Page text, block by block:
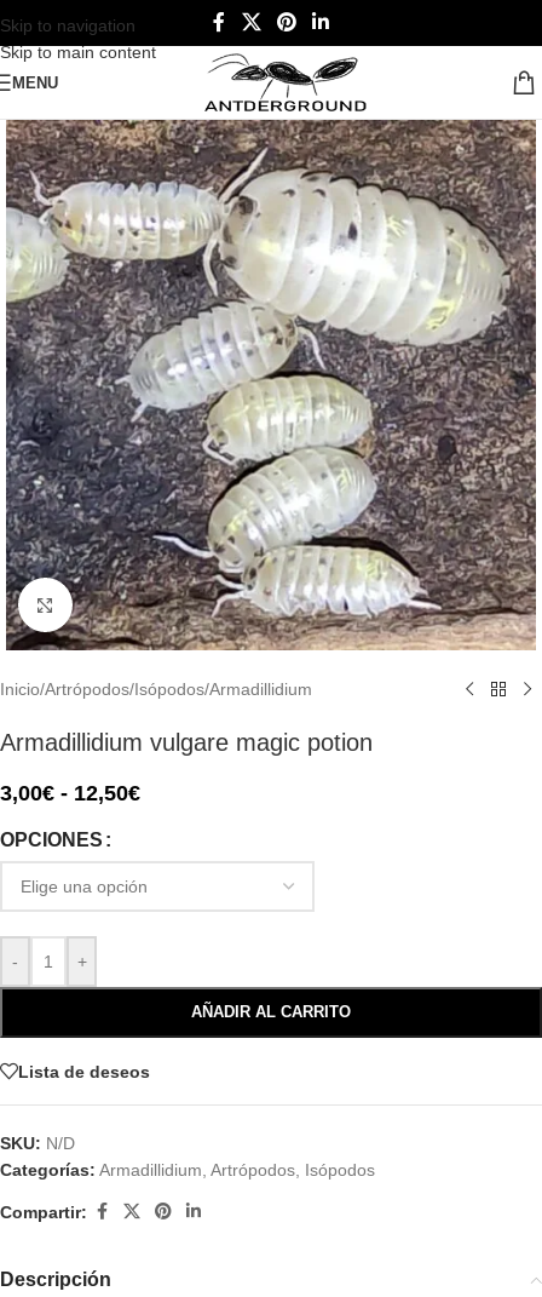
Skip to navigation
Skip to main content
MENU
Click to enlarge
Inicio/Artrópodos/Isópodos/Armadillidium
Armadillidium vulgare magic potion
3,00€ - 12,50€
OPCIONES
- +
AÑADIR AL CARRITO
Lista de deseos
SKU: N/D
Categorías: Armadillidium Artrópodos Isópodos
Compartir:
Descripción